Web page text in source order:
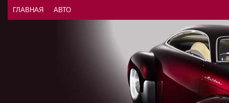
ГЛАВНАЯ АВТО